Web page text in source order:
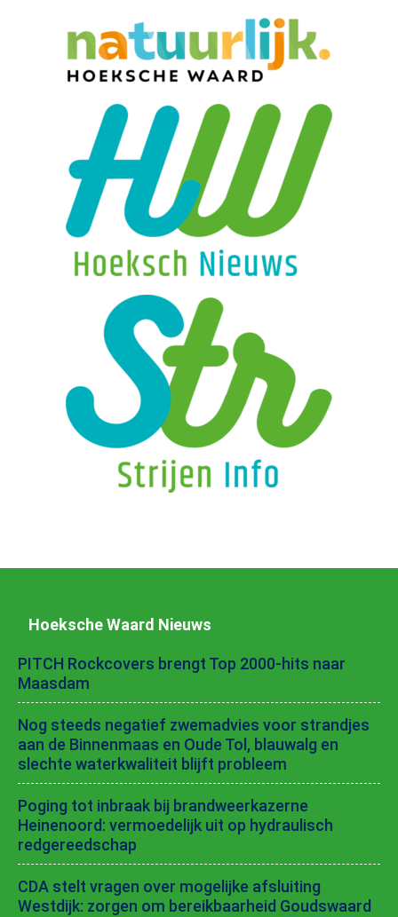
Hoeksche Waard Nieuws
PITCH Rockcovers brengt Top 2000-hits naar
Maasdam
Nog steeds negatief zwemadvies voor strandjes
aan de Binnenmaas en Oude Tol, blauwalg en
slechte waterkwaliteit blijft probleem
Poging tot inbraak bij brandweerkazerne
Heinenoord: vermoedelijk uit op hydraulisch
redgereedschap
CDA stelt vragen over mogelijke afsluiting
Westdijk: zorgen om bereikbaarheid Goudswaard